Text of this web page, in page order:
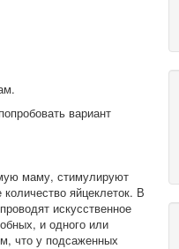
вариант
маму, стимулируют
яйцеклеток. В
искусственное
и одного или
что у подсаженных